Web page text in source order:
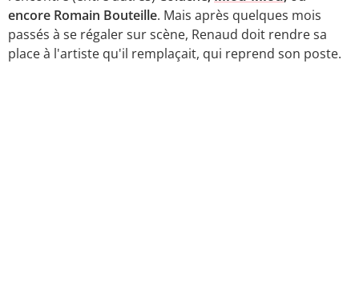
encore Romain Bouteille. Mais après quelques mois
passés à se régaler sur scène, Renaud doit rendre sa
place à l'artiste qu'il remplaçait, qui reprend son poste.